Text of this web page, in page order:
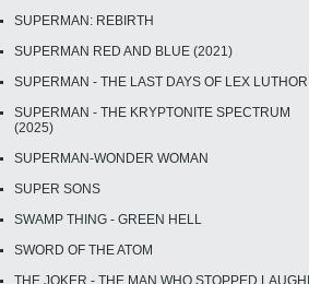
SUPERMAN: REBIRTH
SUPERMAN RED AND BLUE (2021)
SUPERMAN - THE LAST DAYS OF LEX LUTHOR
SUPERMAN - THE KRYPTONITE SPECTRUM
(2025)
SUPERMAN-WONDER WOMAN
SUPER SONS
SWAMP THING - GREEN HELL
SWORD OF THE ATOM
THE JOKER - THE MAN WHO STOPPED